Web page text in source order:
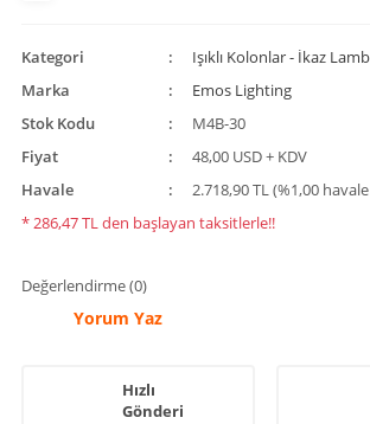
Kategori
Işıklı Kolonlar - İkaz
Marka
Emos Lighting
Stok Kodu
M4B-30
Fiyat
48,00 USD + KDV
Havale
2.718,90 TL (%1,00
* 286,47 TL den başlayan taksitlerle!!
Değerlendirme (0)
Yorum Yaz
Hızlı
Gönderi